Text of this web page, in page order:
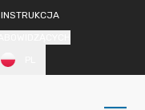
INSTRUKCJA